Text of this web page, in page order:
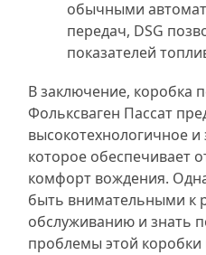
обычными
передач, DSG
показателей
В заключение, коробка
Фольксваген Пассат
высокотехнологичное
которое обеспечивает
комфорт вождения.
быть внимательными к
обслуживанию и знать
проблемы этой коробки